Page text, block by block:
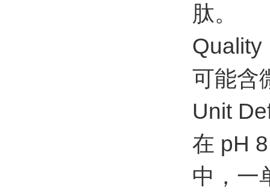
肽。
Quality
可能含
Unit
在 pH
中，一